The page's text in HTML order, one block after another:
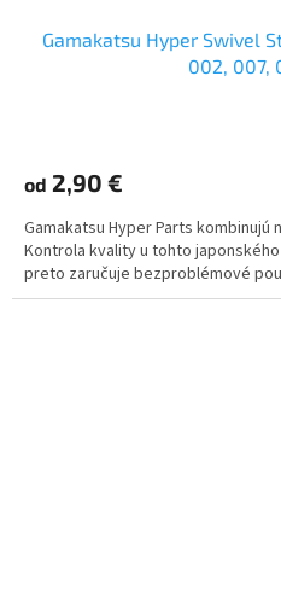
Gamakatsu Hyper Swivel
002, 007,
od 2,90 €
Gamakatsu Hyper Parts kombinujú
Kontrola kvality u tohto
preto zaručuje bezproblémové